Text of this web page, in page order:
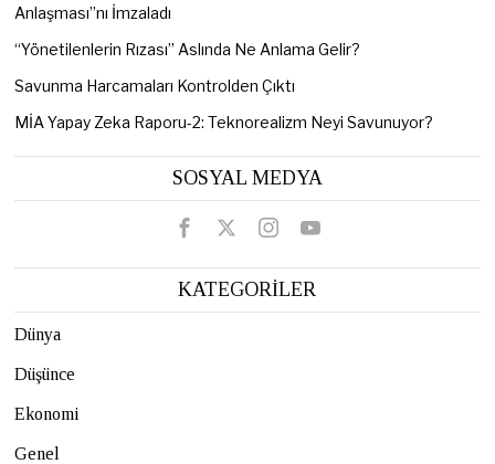
Anlaşması”nı İmzaladı
“Yönetilenlerin Rızası” Aslında Ne Anlama Gelir?
Savunma Harcamaları Kontrolden Çıktı
MİA Yapay Zeka Raporu-2: Teknorealizm Neyi Savunuyor?
SOSYAL MEDYA
KATEGORİLER
Dünya
Düşünce
Ekonomi
Genel